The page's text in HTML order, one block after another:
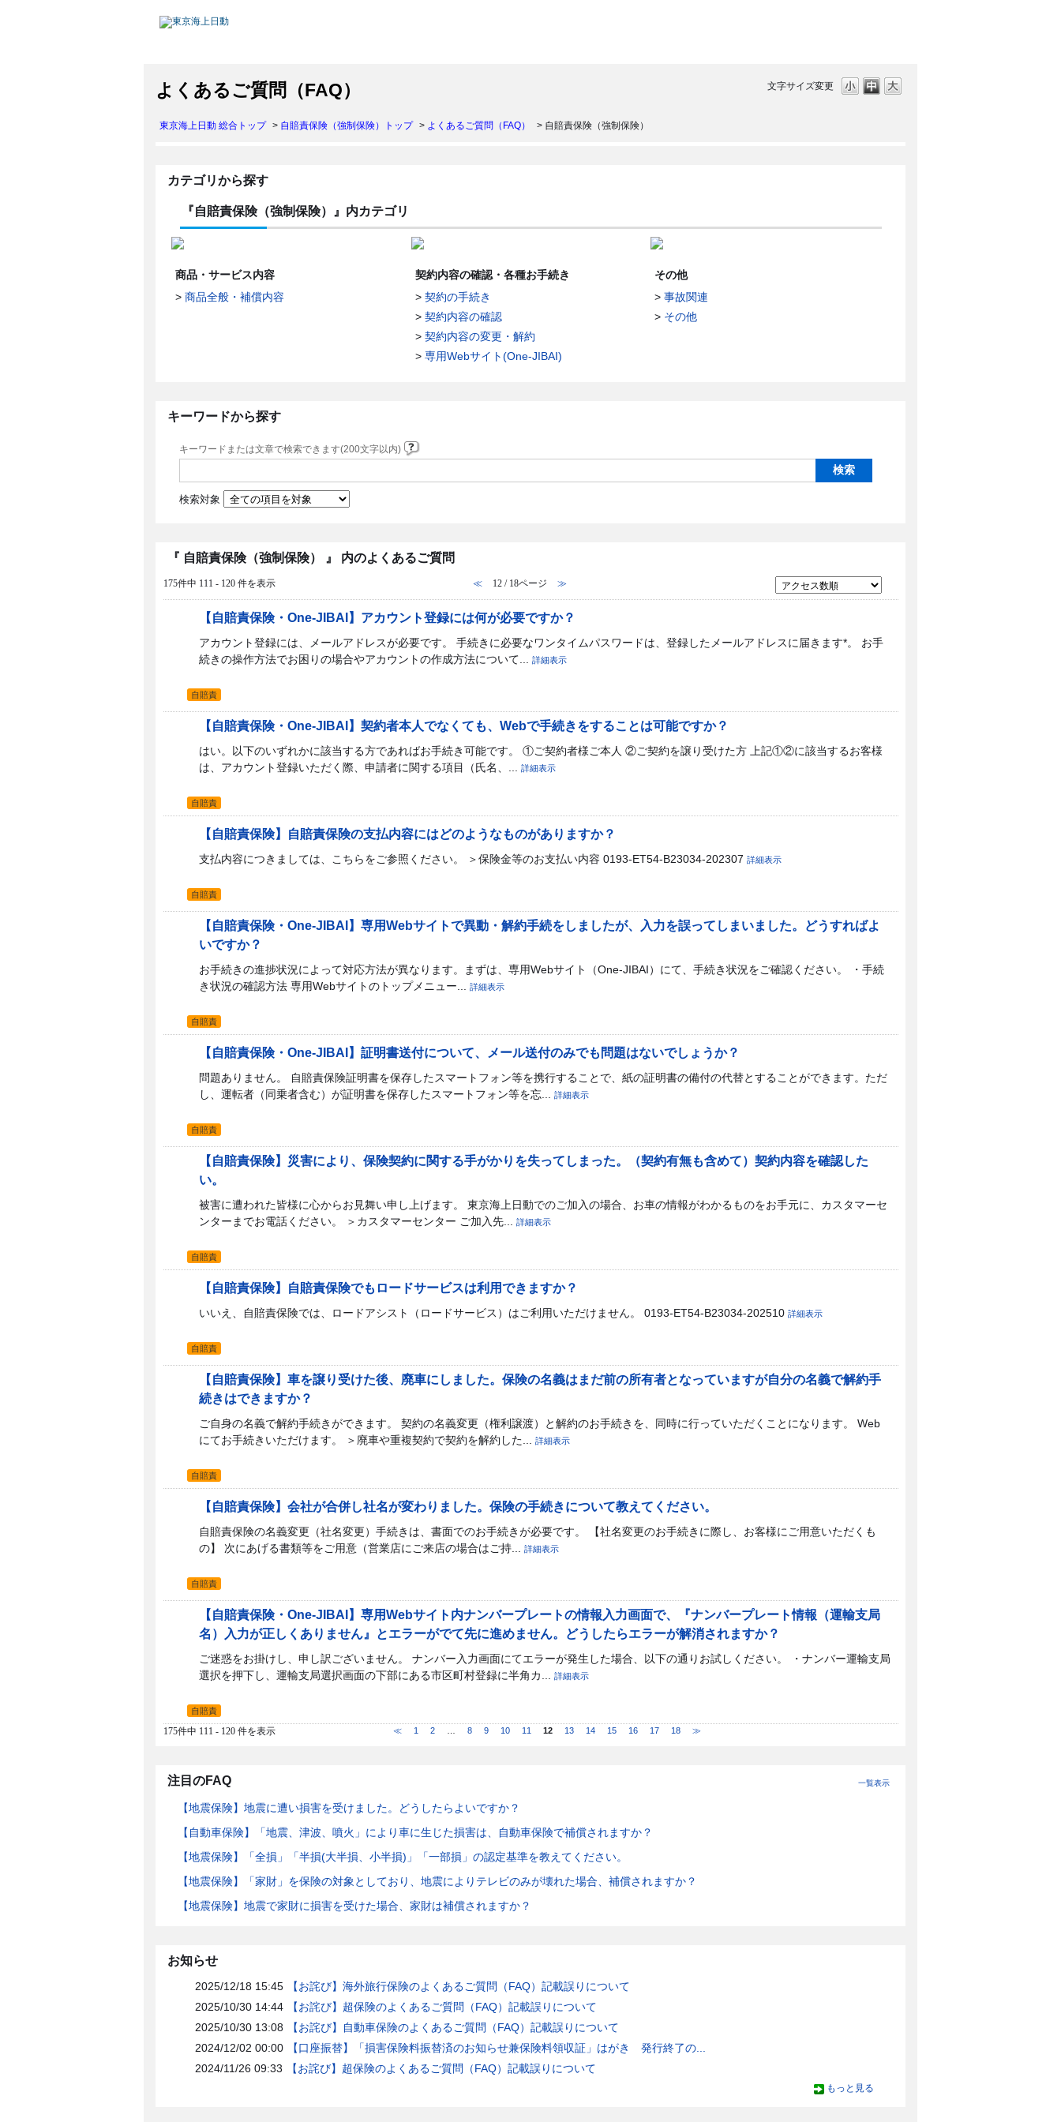
よくあるご質問（FAQ） 文字サイズ変更
東京海上日動 総合トップ > 自賠責保険（強制保険）トップ > よくあるご質問（FAQ） > 自賠責保険（強制保険）
カテゴリから探す
『自賠責保険（強制保険）』内カテゴリ
商品・サービス内容
> 商品全般・補償内容
契約内容の確認・各種お手続き
> 契約の手続き
> 契約内容の確認
> 契約内容の変更・解約
> 専用Webサイト(One-JIBAI)
その他
>事故関連
> その他
キーワードから探す
キーワードまたは文章で検索できます(200文字以内)
検索対象
『 自賠責保険（強制保険） 』 内のよくあるご質問
175件中 111 - 120 件を表示 ≪ 12 / 18ページ ≫
【自賠責保険・One-JIBAI】アカウント登録には何が必要ですか？
アカウント登録には、メールアドレスが必要です。 手続きに必要なワンタイムパスワードは、登録したメールアドレスに届きます*。 お手
続きの操作方法でお困りの場合やアカウントの作成方法について...
詳細表示
自賠責
【自賠責保険・One-JIBAI】契約者本人でなくても、Webで手続きをすることは可能ですか？
はい。以下のいずれかに該当する方であればお手続き可能です。 ①ご契約者様ご本人 ②ご契約を譲り受けた方 上記①②に該当するお客様
は、アカウント登録いただく際、申請者に関する項目（氏名、...
詳細表示
自賠責
【自賠責保険】自賠責保険の支払内容にはどのようなものがありますか？
支払内容につきましては、こちらをご参照ください。 ＞保険金等のお支払い内容 0193-ET54-B23034-202307 詳細表示
自賠責
【自賠責保険・One-JIBAI】専用Webサイトで異動・解約手続をしましたが、入力を誤ってしまいました。どうすればよ
いですか？
お手続きの進捗状況によって対応方法が異なります。まずは、専用Webサイト（One-JIBAI）にて、手続き状況をご確認ください。 ・手続
き状況の確認方法 専用Webサイトのトップメニュー...
詳細表示
自賠責
【自賠責保険・One-JIBAI】証明書送付について、メール送付のみでも問題はないでしょうか？
問題ありません。 自賠責保険証明書を保存したスマートフォン等を携行することで、紙の証明書の備付の代替とすることができます。ただ
し、運転者（同乗者含む）が証明書を保存したスマートフォン等を忘...
詳細表示
自賠責
【自賠責保険】災害により、保険契約に関する手がかりを失ってしまった。（契約有無も含めて）契約内容を確認した
い。
被害に遭われた皆様に心からお見舞い申し上げます。 東京海上日動でのご加入の場合、お車の情報がわかるものをお手元に、カスタマーセ
ンターまでお電話ください。 ＞カスタマーセンター ご加入先...
詳細表示
自賠責
【自賠責保険】自賠責保険でもロードサービスは利用できますか？
いいえ、自賠責保険では、ロードアシスト（ロードサービス）はご利用いただけません。 0193-ET54-B23034-202510 詳細表示
自賠責
【自賠責保険】車を譲り受けた後、廃車にしました。保険の名義はまだ前の所有者となっていますが自分の名義で解約手
続きはできますか？
ご自身の名義で解約手続きができます。 契約の名義変更（権利譲渡）と解約のお手続きを、同時に行っていただくことになります。 Web
にてお手続きいただけます。 ＞廃車や重複契約で契約を解約した...
詳細表示
自賠責
【自賠責保険】会社が合併し社名が変わりました。保険の手続きについて教えてください。
自賠責保険の名義変更（社名変更）手続きは、書面でのお手続きが必要です。 【社名変更のお手続きに際し、お客様にご用意いただくも
の】 次にあげる書類等をご用意（営業店にご来店の場合はご持...
詳細表示
自賠責
【自賠責保険・One-JIBAI】専用Webサイト内ナンバープレートの情報入力画面で、『ナンバープレート情報（運輸支局
名）入力が正しくありません』とエラーがでて先に進めません。どうしたらエラーが解消されますか？
ご迷惑をお掛けし、申し訳ございません。 ナンバー入力画面にてエラーが発生した場合、以下の通りお試しください。 ・ナンバー運輸支局
選択を押下し、運輸支局選択画面の下部にある市区町村登録に半角カ...
詳細表示
自賠責
175件中 111 - 120 件を表示 ≪ 1 2 8 9 10 11 12 13 14 15 16 17 18 ≫
注目のFAQ 一覧表示
【地震保険】地震に遭い損害を受けました。どうしたらよいですか？
【自動車保険】「地震、津波、噴火」により車に生じた損害は、自動車保険で補償されますか？
【地震保険】「全損」「半損(大半損、小半損)」「一部損」の認定基準を教えてください。
【地震保険】「家財」を保険の対象としており、地震によりテレビのみが壊れた場合、補償されますか？
【地震保険】地震で家財に損害を受けた場合、家財は補償されますか？
お知らせ
2025/12/18 15:45
【お詫び】海外旅行保険のよくあるご質問（FAQ）記載誤りについて
2025/10/30 14:44
【お詫び】超保険のよくあるご質問（FAQ）記載誤りについて
2025/10/30 13:08
【お詫び】自動車保険のよくあるご質問（FAQ）記載誤りについて
2024/12/02 00:00
【口座振替】「損害保険料振替済のお知らせ兼保険料領収証」はがき 発行終了の...
2024/11/26 09:33
【お詫び】超保険のよくあるご質問（FAQ）記載誤りについて
もっと見る